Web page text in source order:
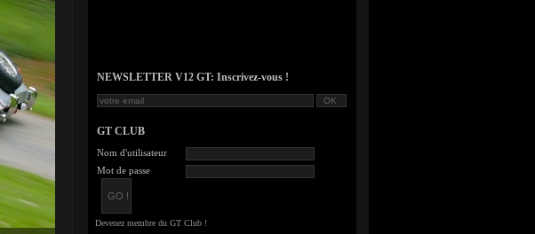
NEWSLETTER V12 GT: Inscrivez-vous !
GT CLUB
Nom d'utilisateur
Mot de passe